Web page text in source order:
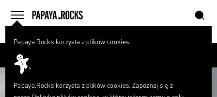
menu
home szukaj
Papaya.Rocks korzysta z plików cookies.
Papaya.Rocks korzysta z plików cookies. Zapoznaj się z
Czego
szukasz?